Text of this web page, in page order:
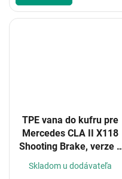
TPE vana do kufru pre
Mercedes CLA II X118
Shooting Brake, verze s
se sadou nářadí
Skladom u dodávateľa